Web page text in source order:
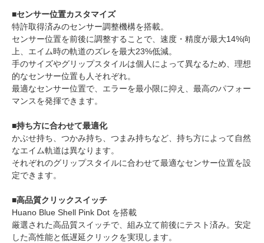
■センサー位置カスタマイズ
特許取得済みのセンサー調整機構を搭載。
センサー位置を前後に調整することで、速度・精度が最大14%向
上、エイム時の軌道のズレを最大23%低減。
手のサイズやグリップスタイルは個人によって異なるため、理想
的なセンサー位置も人それぞれ。
最適なセンサー位置で、エラーを最小限に抑え、最高のパフォー
マンスを発揮できます。
■持ち方に合わせて最適化
かぶせ持ち、つかみ持ち、つまみ持ちなど、持ち方によって自然
なエイム軌道は異なります。
それぞれのグリップスタイルに合わせて最適なセンサー位置を設
定できます。
■高品質クリックスイッチ
Huano Blue Shell Pink Dot を搭載
厳選された高品質スイッチで、組み立て前後にテスト済み。安定
した高性能と低遅延クリックを実現します。